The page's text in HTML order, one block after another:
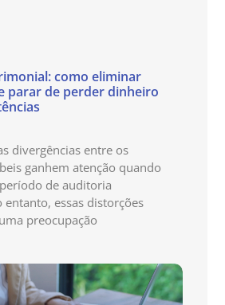
como eliminar
parar de perder dinheiro
divergências entre os
ganhem atenção quando
de auditoria
essas distorções
preocupação